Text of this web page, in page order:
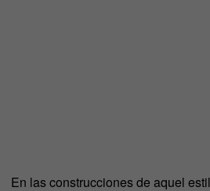
En las construcciones de aquel